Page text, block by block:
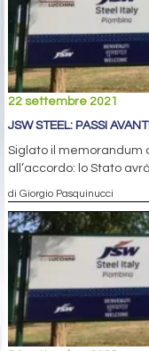
22 settembre 2021
JSW STEEL: PASSI
Siglato il memorandum
all’accordo: lo Stato
di Giorgio Pasquinucci